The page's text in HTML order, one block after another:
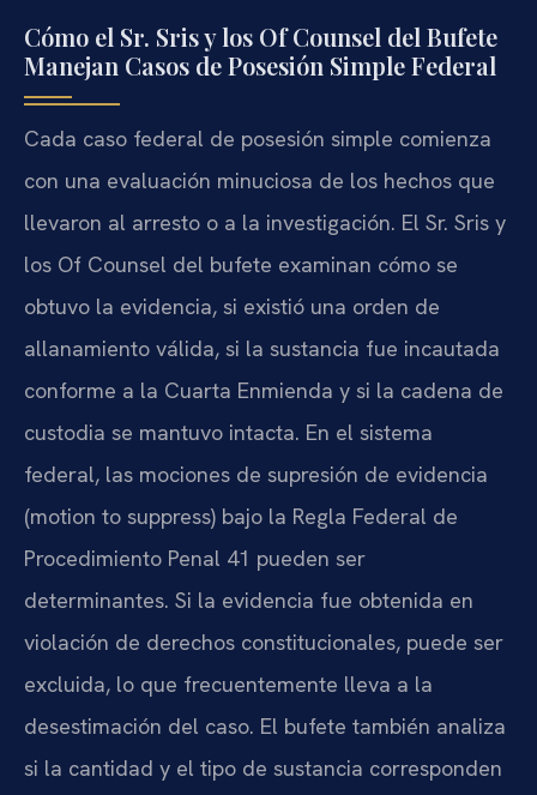
Cómo el Sr. Sris y los Of Counsel del Bufete
Manejan Casos de Posesión Simple Federal
Cada caso federal de posesión simple comienza
con una evaluación minuciosa de los hechos que
llevaron al arresto o a la investigación. El Sr. Sris y
los Of Counsel del bufete examinan cómo se
obtuvo la evidencia, si existió una orden de
allanamiento válida, si la sustancia fue incautada
conforme a la Cuarta Enmienda y si la cadena de
custodia se mantuvo intacta. En el sistema
federal, las mociones de supresión de evidencia
(motion to suppress) bajo la Regla Federal de
Procedimiento Penal 41 pueden ser
determinantes. Si la evidencia fue obtenida en
violación de derechos constitucionales, puede ser
excluida, lo que frecuentemente lleva a la
desestimación del caso. El bufete también analiza
si la cantidad y el tipo de sustancia corresponden